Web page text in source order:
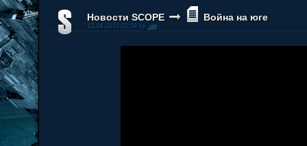
Новости SCOPE Война на юге
12.04.2015 02:58 by .up